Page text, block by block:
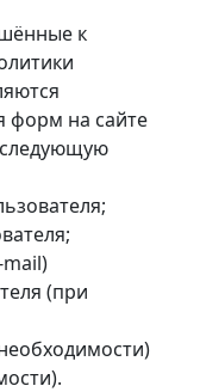
к
форм на сайте
(при